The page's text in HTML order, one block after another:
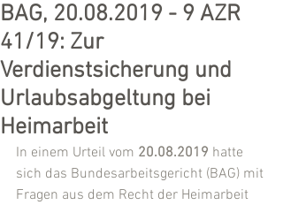
BAG, 20.08.2019 - 9 AZR
41/19: Zur
Verdienstsicherung und
Urlaubsabgeltung bei
Heimarbeit
In einem Urteil vom 20.08.2019 hatte
sich das Bundesarbeitsgericht (BAG) mit
Fragen aus dem Recht der Heimarbeit